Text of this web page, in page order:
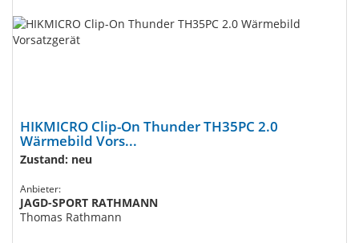
HIKMICRO Clip-On Thunder TH35PC 2.0
Wärmebild Vors...
Zustand: neu
Anbieter:
JAGD-SPORT RATHMANN
Thomas Rathmann